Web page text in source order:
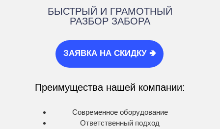
ЗАЯВКА НА СКИДКУ 🢂
БЫСТРЫЙ И ГРАМОТНЫЙ
РАЗБОР ЗАБОРА
Современное оборудование
Ответственный подход
Преимущества нашей компании: